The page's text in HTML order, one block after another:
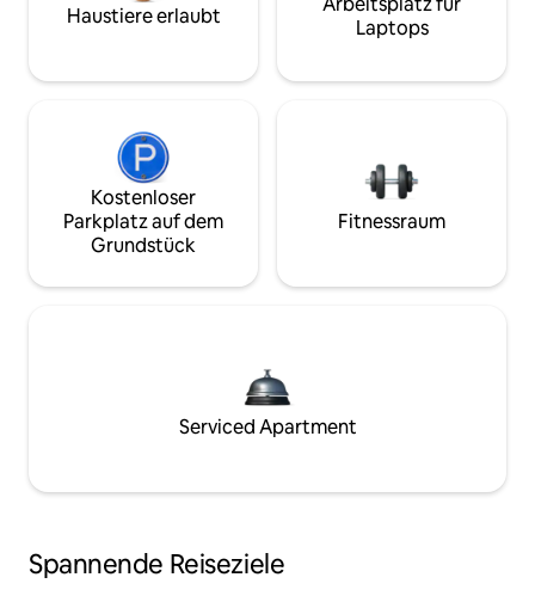
Haustiere erlaubt
Laptops
Kostenloser
Parkplatz auf dem
Grundstück
Fitnessraum
Serviced Apartment
Spannende Reiseziele